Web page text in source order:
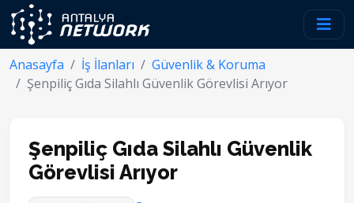
Anasayfa İş İlanları
Güvenlik & Koruma
Şenpiliç Gıda Silahlı Güvenlik Görevlisi Arıyor
Şenpiliç Gıda Silahlı Güvenlik
Görevlisi Arıyor